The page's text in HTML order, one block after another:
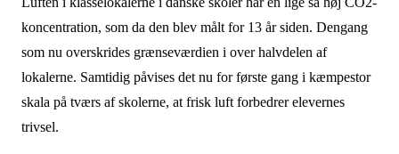
koncentration, som da den blev målt for 13 år siden. Dengang
som nu overskrides grænseværdien i over halvdelen af
lokalerne. Samtidig påvises det nu for første gang i kæmpestor
skala på tværs af skolerne, at frisk luft forbedrer elevernes
trivsel.